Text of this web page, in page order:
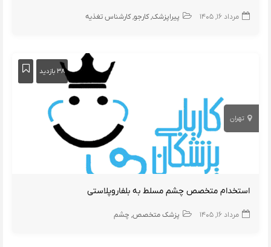
مرداد ۱۶, ۱۴۰۵ پیراپزشک کارجو کارشناس تغذیه
۳۸ بازدید
تهران
استخدام متخصص چشم مسلط به بلفاروپلاستی
مرداد ۱۶, ۱۴۰۵ پزشک متخصص چشم